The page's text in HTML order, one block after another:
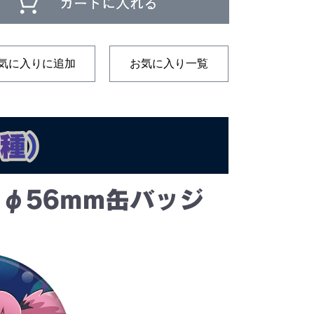
に入りに追加 お気に入り一覧